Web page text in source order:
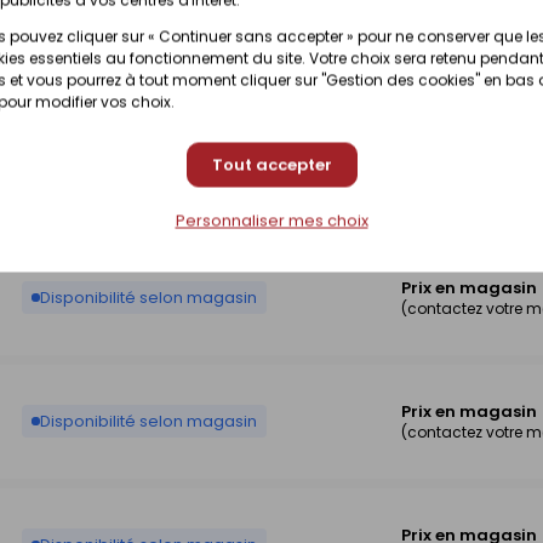
pouvez cliquer sur « Continuer sans accepter » pour ne conserver que
essentiels au fonctionnement du site. Votre choix sera retenu pendant
et vous pourrez à tout moment cliquer sur "Gestion des cookies" en bas
modifier vos choix.
Tout accepter
Personnaliser mes choix
Disponibilité selon magasin Prix en magasin
(contactez votre
Disponibilité selon magasin
Disponibilité selon magasin Prix en magasin
(contactez votre
Disponibilité selon magasin Prix en magasin
(contactez votre
Prix en magasin